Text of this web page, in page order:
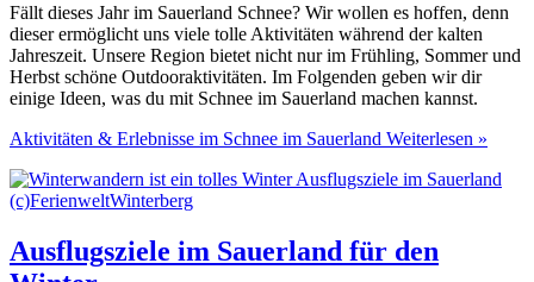
Fällt dieses Jahr im Sauerland Schnee? Wir wollen es hoffen, denn
dieser ermöglicht uns viele tolle Aktivitäten während der kalten
Jahreszeit. Unsere Region bietet nicht nur im Frühling, Sommer und
Herbst schöne Outdooraktivitäten. Im Folgenden geben wir dir
einige Ideen, was du mit Schnee im Sauerland machen kannst.
Aktivitäten & Erlebnisse im Schnee im Sauerland Weiterlesen »
Ausflugsziele im Sauerland für den